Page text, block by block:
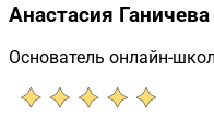
Анастасия Ганичева
Основатель онлайн-